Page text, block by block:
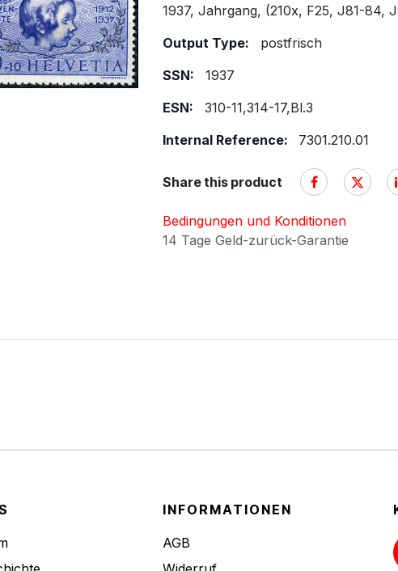
1937, Jahrgang, (210x, F25, J81-84,
Output Type:
postfrisch
SSN:
1937
ESN:
310-11,314-17,Bl.3
Internal Reference:
7301.210.01
Share this product
Bedingungen und Konditionen
14 Tage Geld-zurück-Garantie
INFORMATIONEN
AGB